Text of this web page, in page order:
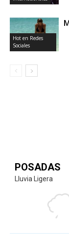
Hot en Redes
Sociales
POSADAS
Lluvia Ligera